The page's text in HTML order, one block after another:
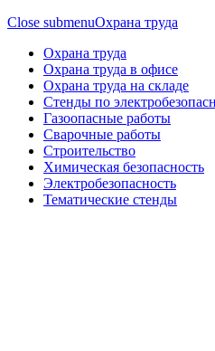
Close submenuОхрана труда
Охрана труда
Охрана труда в офисе
Охрана труда на складе
Стенды по
Газоопасные работы
Сварочные работы
Строительство
Химическая безопасность
Электробезопасность
Тематические стенды